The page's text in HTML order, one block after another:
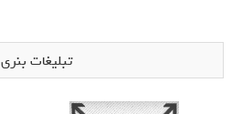
تبلیغات بنری